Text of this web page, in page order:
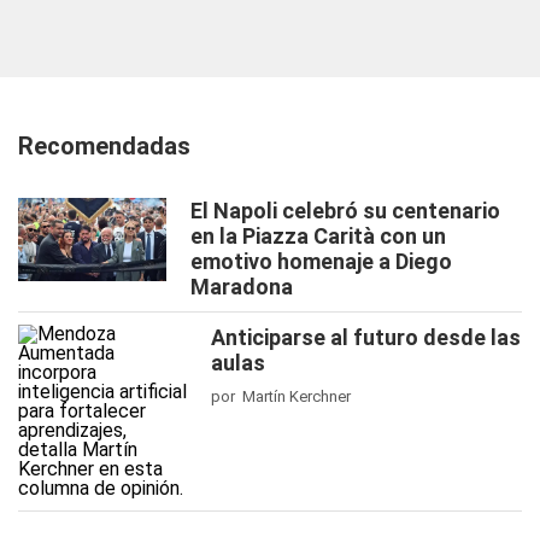
Recomendadas
El Napoli celebró su centenario
en la Piazza Carità con un
emotivo homenaje a Diego
Maradona
Anticiparse al futuro desde las
aulas
por Martín Kerchner